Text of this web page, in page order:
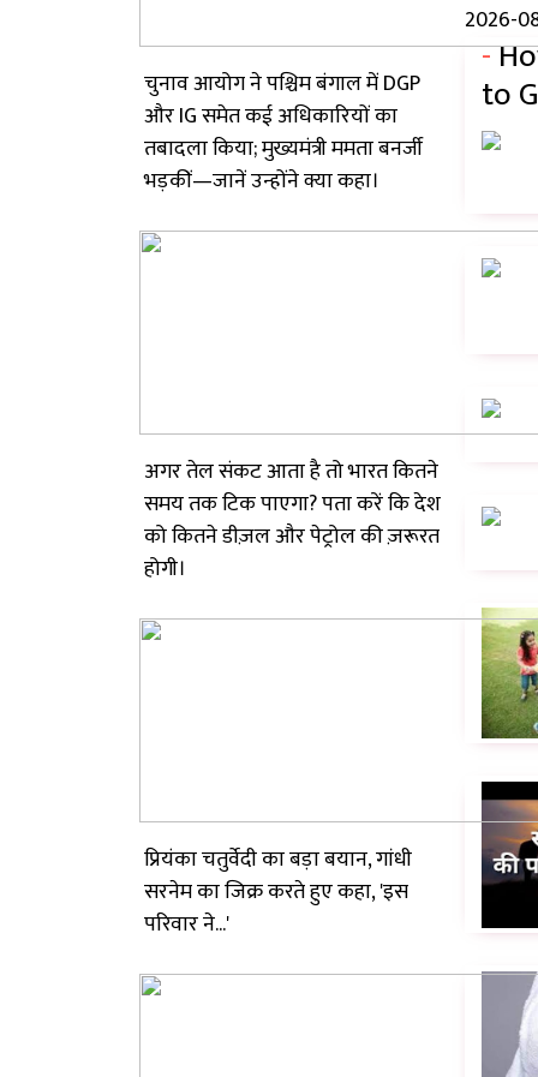
चुनाव आयोग ने पश्चिम बंगाल में DGP
और IG समेत कई अधिकारियों का
तबादला किया; मुख्यमंत्री ममता बनर्जी
भड़कीं—जानें उन्होंने क्या कहा।
अगर तेल संकट आता है तो भारत कितने
समय तक टिक पाएगा? पता करें कि देश
को कितने डीज़ल और पेट्रोल की ज़रूरत
होगी।
प्रियंका चतुर्वेदी का बड़ा बयान, गांधी
सरनेम का जिक्र करते हुए कहा, 'इस
परिवार ने...'
2026-
-
to